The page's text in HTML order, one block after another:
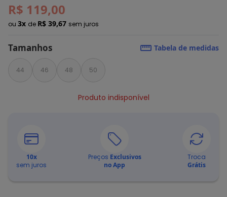
R$ 119,00
ou 3x de R$ 39,67 sem juros
Tamanhos Tabela de medidas
44 46 48 50
Produto indisponível
10x
sem juros
Preços Exclusivos
no App
Troca
Grátis